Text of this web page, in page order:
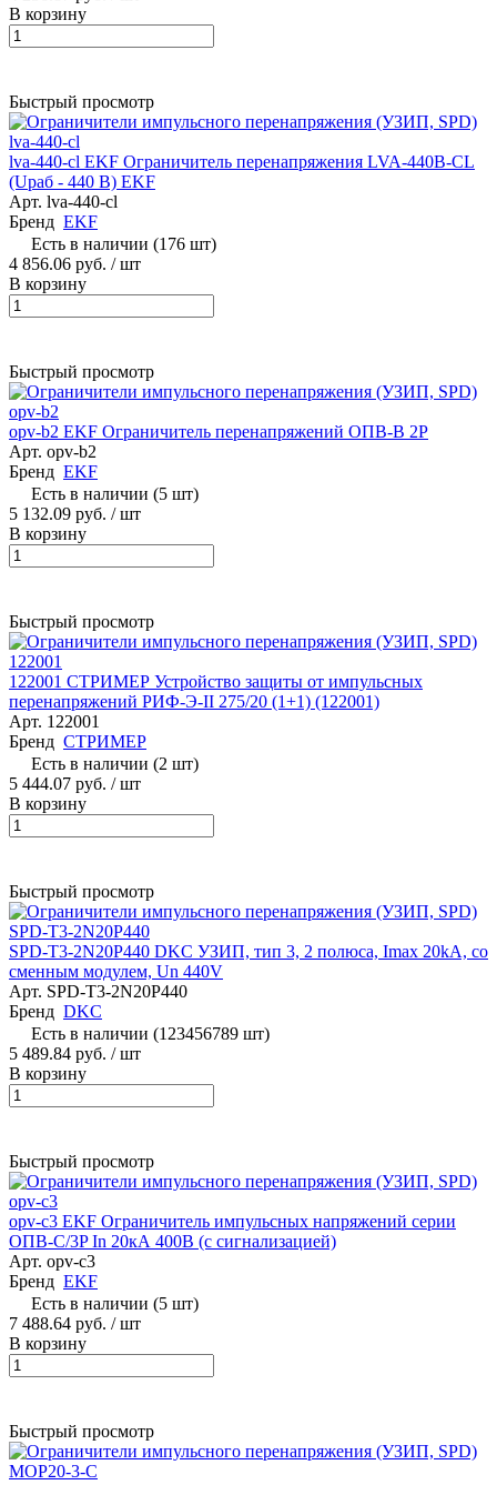
В корзину
Быстрый просмотр
lva-440-cl EKF Ограничитель перенапряжения LVA-440B-CL
(Uраб - 440 В) EKF
Арт. lva-440-cl
Бренд EKF
Есть в наличии (176 шт)
4 856.06 руб. / шт
В корзину
Быстрый просмотр
opv-b2 EKF Ограничитель перенапряжений ОПВ-B 2P
Арт. opv-b2
Бренд EKF
Есть в наличии (5 шт)
5 132.09 руб. / шт
В корзину
Быстрый просмотр
122001 СТРИМЕР Устройство защиты от импульсных
перенапряжений РИФ-Э-II 275/20 (1+1) (122001)
Арт. 122001
Бренд СТРИМЕР
Есть в наличии (2 шт)
5 444.07 руб. / шт
В корзину
Быстрый просмотр
SPD-T3-2N20P440 DKC УЗИП, тип 3, 2 полюса, Imax 20kA, со
сменным модулем, Un 440V
Арт. SPD-T3-2N20P440
Бренд DKC
Есть в наличии (123456789 шт)
5 489.84 руб. / шт
В корзину
Быстрый просмотр
opv-c3 EKF Ограничитель импульсных напряжений серии
ОПВ-C/3P In 20кА 400В (с сигнализацией)
Арт. opv-c3
Бренд EKF
Есть в наличии (5 шт)
7 488.64 руб. / шт
В корзину
Быстрый просмотр